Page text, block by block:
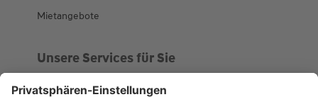
Mietangebote
Unsere Services für Sie
Kundenportal